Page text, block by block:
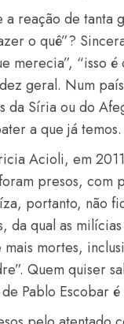
reação de tanta
o quê”?
merecia”, “isso
geral. Num
da Síria ou do
a que já temos.
Acioli, em
presos, com
portanto, não
da qual as
mortes,
Quem quiser
Pablo Escobar